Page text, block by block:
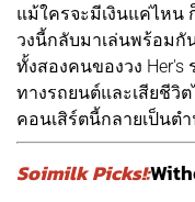
แม้ใครจะมีเงินแค่ไหน
วงนี้กลับมาเล่นพร้อมกั
ทั้งสองคนของวง Her's
ทางรถยนต์และเสียชีวิ
คอนเสิร์ตนี้กลายเป็นต
Soimilk Picks!: